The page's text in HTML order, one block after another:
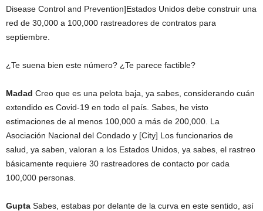
Disease Control and Prevention]Estados Unidos debe construir una
red de 30,000 a 100,000 rastreadores de contratos para
septiembre.
¿Te suena bien este número? ¿Te parece factible?
Madad Creo que es una pelota baja, ya sabes, considerando cuán
extendido es Covid-19 en todo el país. Sabes, he visto
estimaciones de al menos 100,000 a más de 200,000. La
Asociación Nacional del Condado y [City] Los funcionarios de
salud, ya saben, valoran a los Estados Unidos, ya sabes, el rastreo
básicamente requiere 30 rastreadores de contacto por cada
100,000 personas.
Gupta Sabes, estabas por delante de la curva en este sentido, así